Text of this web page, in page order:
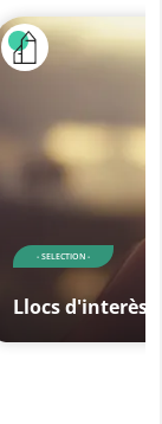
- SELECTION -
Llocs d'interès